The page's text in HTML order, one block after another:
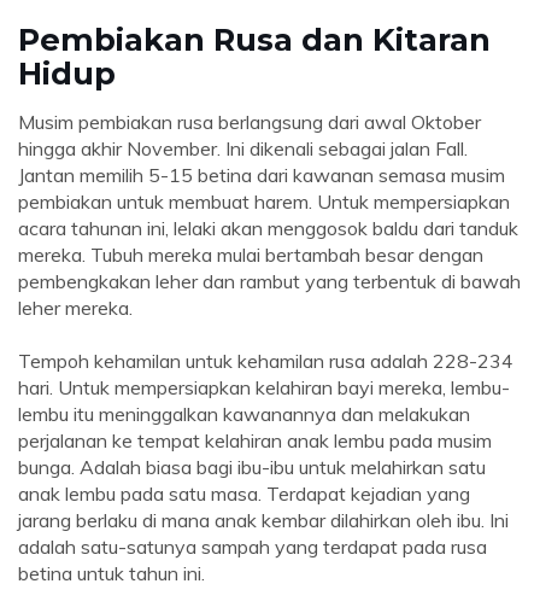
Pembiakan Rusa dan Kitaran
Hidup
Musim pembiakan rusa berlangsung dari awal Oktober
hingga akhir November. Ini dikenali sebagai jalan Fall.
Jantan memilih 5-15 betina dari kawanan semasa musim
pembiakan untuk membuat harem. Untuk mempersiapkan
acara tahunan ini, lelaki akan menggosok baldu dari tanduk
mereka. Tubuh mereka mulai bertambah besar dengan
pembengkakan leher dan rambut yang terbentuk di bawah
leher mereka.
Tempoh kehamilan untuk kehamilan rusa adalah 228-234
hari. Untuk mempersiapkan kelahiran bayi mereka, lembu-
lembu itu meninggalkan kawanannya dan melakukan
perjalanan ke tempat kelahiran anak lembu pada musim
bunga. Adalah biasa bagi ibu-ibu untuk melahirkan satu
anak lembu pada satu masa. Terdapat kejadian yang
jarang berlaku di mana anak kembar dilahirkan oleh ibu. Ini
adalah satu-satunya sampah yang terdapat pada rusa
betina untuk tahun ini.